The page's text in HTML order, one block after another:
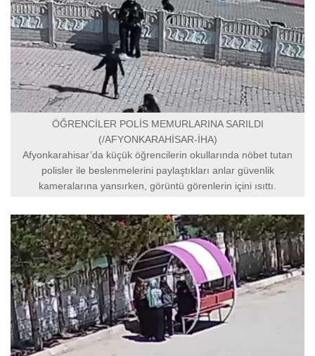
ÖĞRENCİLER POLİS MEMURLARINA SARILDI
(/AFYONKARAHİSAR-İHA)
Afyonkarahisar’da küçük öğrencilerin okullarında nöbet tutan
polisler ile beslenmelerini paylaştıkları anlar güvenlik
kameralarına yansırken, görüntü görenlerin içini ısıttı.